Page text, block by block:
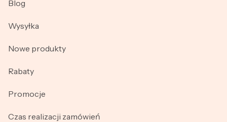
Blog
Wysyłka
Nowe produkty
Rabaty
Promocje
Czas realizacji zamówień